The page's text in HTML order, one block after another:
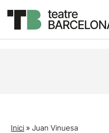
Inici » Juan Vinuesa